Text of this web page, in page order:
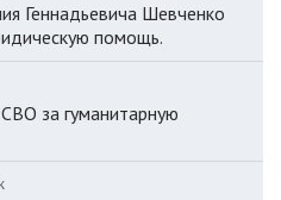
Геннадьевича Шевченко
помощь.
за гуманитарную